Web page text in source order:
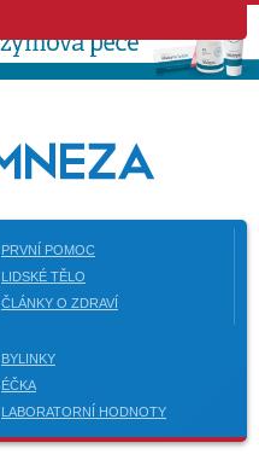
PRVNÍ POMOC
LIDSKÉ TĚLO
ČLÁNKY O ZDRAVÍ
BYLINKY
ÉČKA
LABORATORNÍ HODNOTY